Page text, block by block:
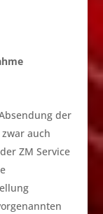
der
auch
ZM Service